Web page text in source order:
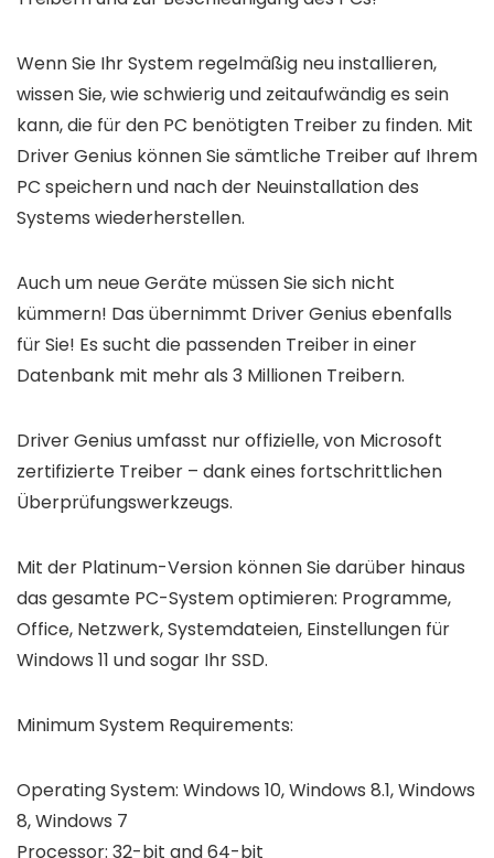
Wenn Sie Ihr System regelmäßig neu installieren,
wissen Sie, wie schwierig und zeitaufwändig es sein
kann, die für den PC benötigten Treiber zu finden. Mit
Driver Genius können Sie sämtliche Treiber auf Ihrem
PC speichern und nach der Neuinstallation des
Systems wiederherstellen.
Auch um neue Geräte müssen Sie sich nicht
kümmern! Das übernimmt Driver Genius ebenfalls
für Sie! Es sucht die passenden Treiber in einer
Datenbank mit mehr als 3 Millionen Treibern.
Driver Genius umfasst nur offizielle, von Microsoft
zertifizierte Treiber – dank eines fortschrittlichen
Überprüfungswerkzeugs.
Mit der Platinum-Version können Sie darüber hinaus
das gesamte PC-System optimieren: Programme,
Office, Netzwerk, Systemdateien, Einstellungen für
Windows 11 und sogar Ihr SSD.
Minimum System Requirements:
Operating System: Windows 10, Windows 8.1, Windows
8, Windows 7
Processor: 32-bit and 64-bit